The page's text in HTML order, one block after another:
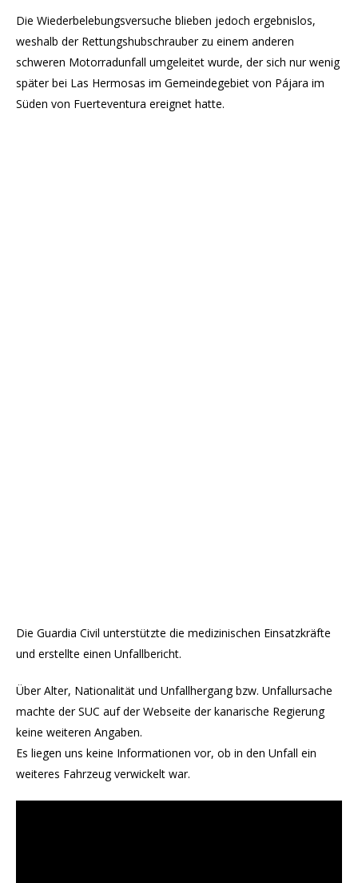
Die Wiederbelebungsversuche blieben jedoch ergebnislos,
weshalb der Rettungshubschrauber zu einem anderen
schweren Motorradunfall umgeleitet wurde, der sich nur wenig
später bei Las Hermosas im Gemeindegebiet von Pájara im
Süden von Fuerteventura ereignet hatte.
Die Guardia Civil unterstützte die medizinischen Einsatzkräfte
und erstellte einen Unfallbericht.
Über Alter, Nationalität und Unfallhergang bzw. Unfallursache
machte der SUC auf der Webseite der kanarische Regierung
keine weiteren Angaben.
Es liegen uns keine Informationen vor, ob in den Unfall ein
weiteres Fahrzeug verwickelt war.